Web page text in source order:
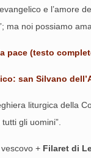
e l’amore
noi possiamo
pace (testo
san Silvano
liturgica della
gli uomini”.
+ Filaret di